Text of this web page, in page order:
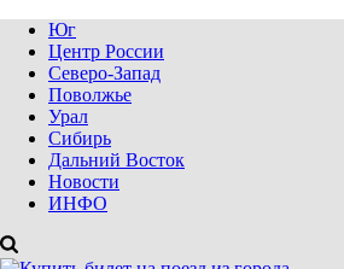
Юг
Центр России
Северо-Запад
Поволжье
Урал
Сибирь
Дальний Восток
Новости
ИНФО